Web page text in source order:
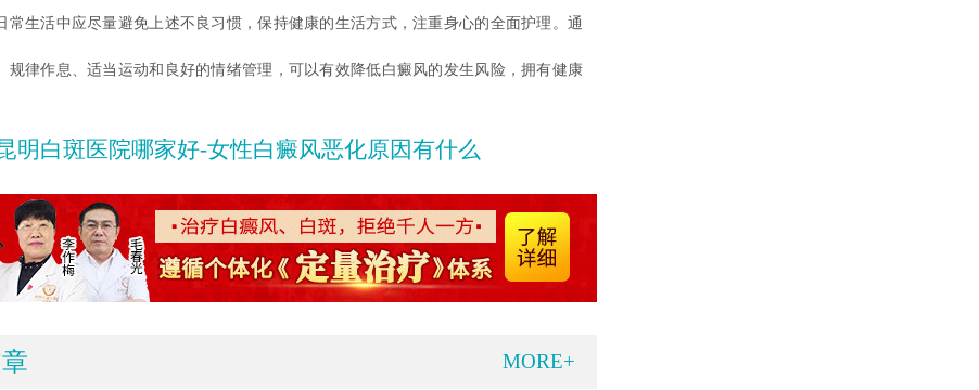
常生活中应尽量避免上述不良习惯，保持健康的生活方式，注重身心的全面护理。通
规律作息、适当运动和良好的情绪管理，可以有效降低白癜风的发生风险，拥有健康
明白斑医院哪家好-女性白癜风恶化原因有什么
MORE+